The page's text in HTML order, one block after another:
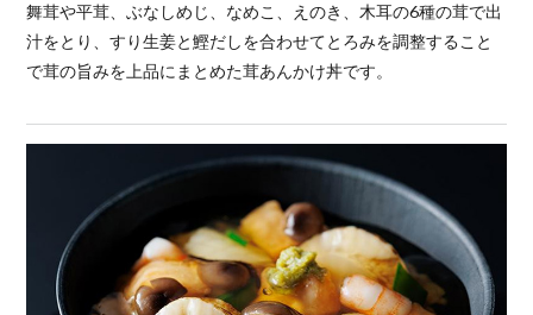
舞茸や平茸、ぶなしめじ、なめこ、えのき、木耳の6種の茸で出
汁をとり、すり生姜と鰹だしを合わせてとろみを調整すること
で茸の旨みを上品にまとめた茸あんかけ丼です。